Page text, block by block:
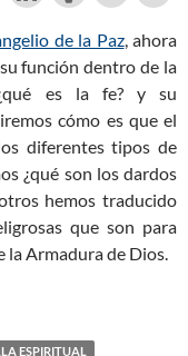
de la Paz, ahora
su función dentro de la
es la fe? y su
cómo es que el
diferentes tipos de
¿qué son los dardos
hemos traducido
que son para
la Armadura de Dios.
de Dios (Parte
ESPIRITUAL